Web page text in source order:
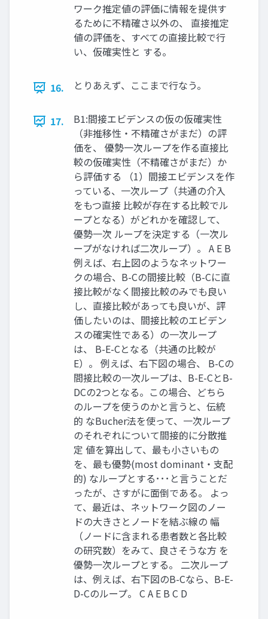
ワーク推定値の評価に情報を提供す
るために不精確さ以外の、 直接推定
値の評価を、すべての直接比較で行
い、仮確実性と する。
16. とりあえず、ここまで行なう。
17.
B1:間接エビデンスの仮の仮確実性
（非推移性・不精確さがまだ）の評
価を、 優勢一次ループを作る直接比
較の仮確実性（不精確さがまだ）か
ら評価する （1）間接エビデンスを作
っている、一次ループ（共通の介入
をもつ直接 比較が存在する比較でル
ープとなる）がどれかを確認して、
優勢一次 ループを決定する（一次ル
ープがなければ二次ループ）。 A E B
例えば、右上図のようなネットワー
クの場合、B-Cの間接比較（B-Cに直
接比較がなく間接比較のみでも良い
し、直接比較があっても良いが、評
価したいのは、間接比較のエビデン
スの確実性である）の一次ループ
は、 B-E-Cとなる（共通の比較が
E）。 例えば、右下図の場合、 B-Cの
間接比較の一次ループは、B-E-CとB-
DCの2つとなる。この場合、どちら
のループを使うのかと言うと、伝統
的 なBucher法を使って、一次ループ
のそれぞれについて間接的に分散推
定 値を算出して、最も小さいもの
を、最も優勢(most dominant・支配
的) なループとする･･･と言うことだ
ったが、さすがに面倒である。 よっ
て、最近は、ネットワーク図のノー
ドの大きさとノードを結ぶ線の 幅
（ノードに含まれる患者数と各比較
の研究数）をみて、良さそうな方 を
優勢一次ループとする。 二次ループ
は、例えば、右下図のB-Cなら、B-E-
D-Cのループ。 C A E B C D